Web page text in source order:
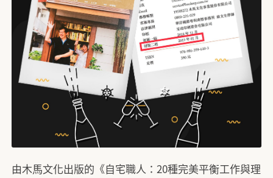
由木馬文化出版的《自宅職人：20種完美平衡工作與理